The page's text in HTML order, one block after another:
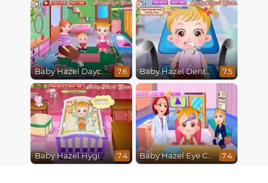
Baby Hazel Daycare 7.6 Baby Hazel Dental Care 7.5
Baby Hazel Hygiene 7.4 Baby Hazel Eye Care 7.4